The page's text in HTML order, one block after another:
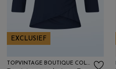
EXCLUSIEF
TOPVINTAGE BOUTIQUE COLLECTION